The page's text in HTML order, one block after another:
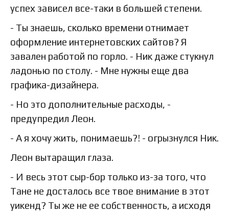
успех зависел все-таки в большей степени.
- Ты знаешь, сколько времени отнимает
оформление интернетовских сайтов? Я
завален работой по горло. - Ник даже стукнул
ладонью по столу. - Мне нужны еще два
графика-дизайнера.
- Но это дополнительные расходы, -
предупредил Леон.
- А я хочу жить, понимаешь?! - огрызнулся Ник.
Леон вытаращил глаза.
- И весь этот сыр-бор только из-за того, что
Тане не досталось все твое внимание в этот
уикенд? Ты же не ее собственность, а исходя